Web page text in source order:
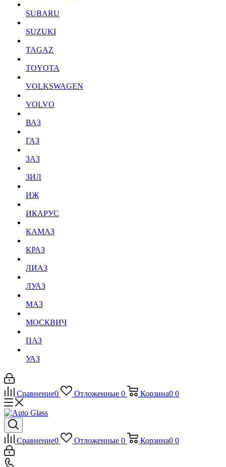
SUBARU
SUZUKI
TAGAZ
TOYOTA
VOLKSWAGEN
VOLVO
ВАЗ
ГАЗ
ЗАЗ
ЗИЛ
ИЖ
ИКАРУС
КАМАЗ
КРАЗ
ЛИАЗ
ЛУАЗ
МАЗ
МОСКВИЧ
ПАЗ
УАЗ
Сравнение0 Отложенные 0 Корзина0 0
Сравнение0 Отложенные 0 Корзина0 0